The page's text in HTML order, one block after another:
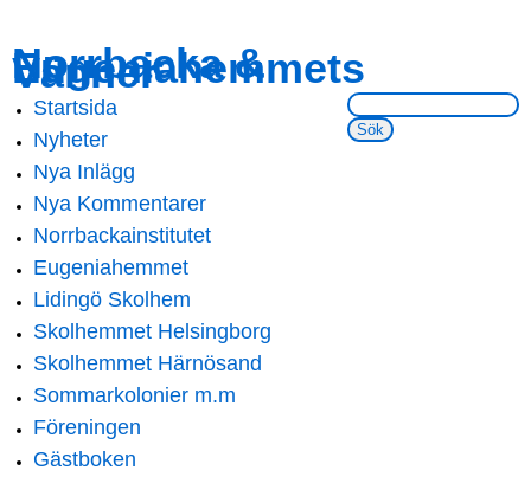
main
content
navigation
Norrbacka &
Eugeniahemmets
Vänner
Sök på webbsidan:
Main menu
Startsida
Nyheter
Nya Inlägg
Nya Kommentarer
Norrbackainstitutet
Eugeniahemmet
Lidingö Skolhem
Skolhemmet Helsingborg
Skolhemmet Härnösand
Sommarkolonier m.m
Föreningen
Gästboken